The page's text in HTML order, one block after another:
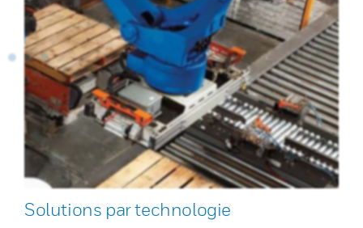
Solutions par technologie